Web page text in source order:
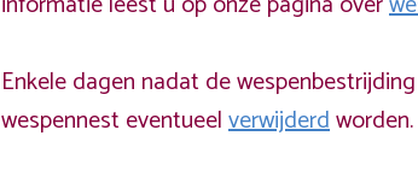
Enkele dagen nadat de
wespennest eventueelverwijderdworden.